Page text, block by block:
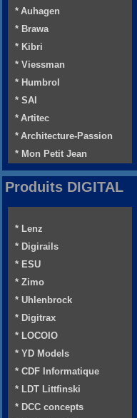
* Auhagen
* Brawa
* Kibri
* Viessman
* Humbrol
* SAI
* Artitec
* Architecture-Passion
* Mon Petit Jean
Produits DIGITAL
* Lenz
* Digirails
* ESU
* Zimo
* Uhlenbrock
* Digitrax
* LOCOIO
* YD Models
* CDF Informatique
* LDT Littfinski
* DCC concepts